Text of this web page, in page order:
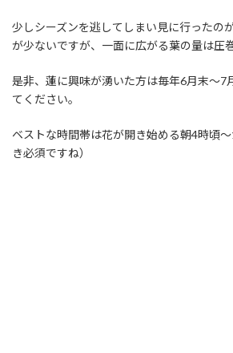
少しシーズンを逃してしまい見に行ったの
が少ないですが、一面に広がる葉の量は圧
是非、蓮に興味が湧いた方は毎年6月末〜7
てください。
ベストな時間帯は花が開き始める朝4時頃
き必須ですね）